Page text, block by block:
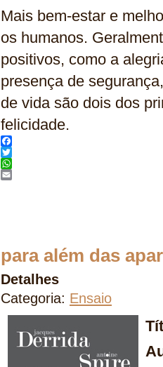
Mais bem-estar e
os humanos.
positivos, como a
presença de
de vida são dois dos
felicidade.
Facebook
Twitter
WhatsApp
para além das
Detalhes
Categoria: Ensaio